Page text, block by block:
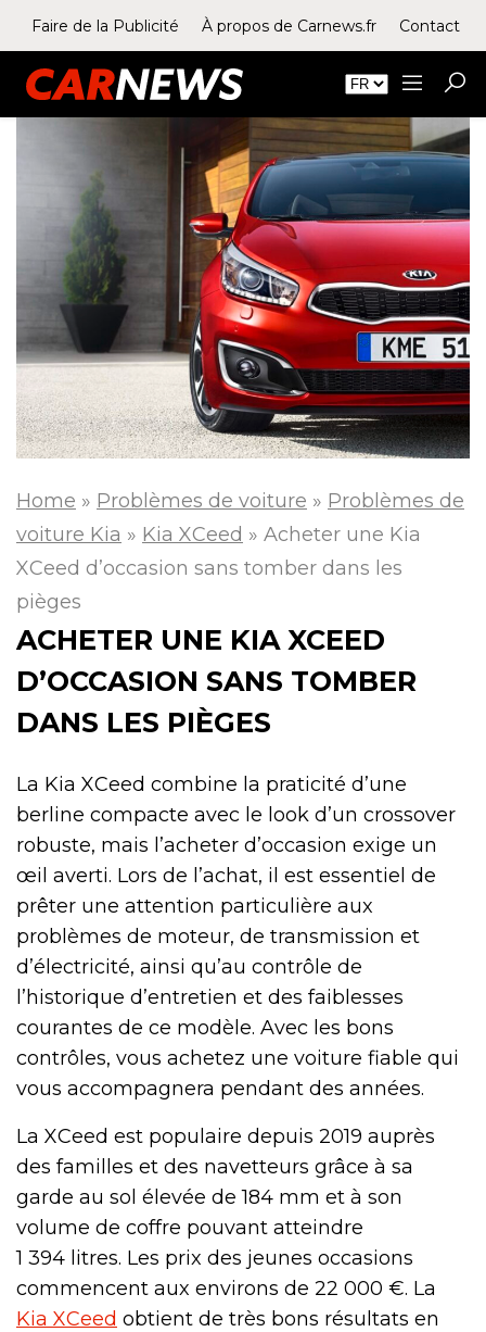
Faire de la Publicité À propos de Carnews.fr Contact
Home » Problèmes de voiture » Problèmes de
voiture Kia » Kia XCeed » Acheter une Kia
XCeed d’occasion sans tomber dans les
pièges
ACHETER UNE KIA XCEED
D’OCCASION SANS TOMBER
DANS LES PIÈGES
La Kia XCeed combine la praticité d’une
berline compacte avec le look d’un crossover
robuste, mais l’acheter d’occasion exige un
œil averti. Lors de l’achat, il est essentiel de
prêter une attention particulière aux
problèmes de moteur, de transmission et
d’électricité, ainsi qu’au contrôle de
l’historique d’entretien et des faiblesses
courantes de ce modèle. Avec les bons
contrôles, vous achetez une voiture fiable qui
vous accompagnera pendant des années.
La XCeed est populaire depuis 2019 auprès
des familles et des navetteurs grâce à sa
garde au sol élevée de 184 mm et à son
volume de coffre pouvant atteindre
1 394 litres. Les prix des jeunes occasions
commencent aux environs de 22 000 €. La
Kia XCeed obtient de très bons résultats en